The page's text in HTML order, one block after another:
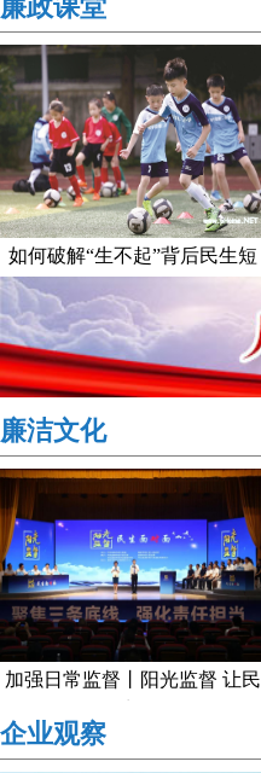
廉政课堂
如何破解“生不起”背后民生短
廉洁文化
加强日常监督丨阳光监督 让民
企业观察